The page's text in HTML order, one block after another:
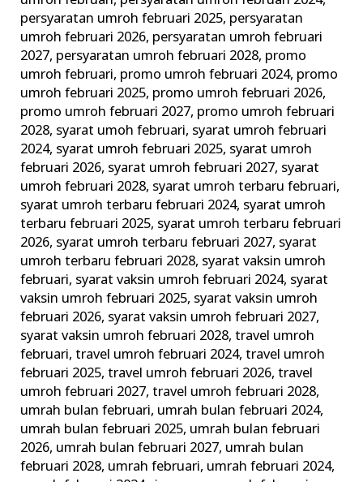
persyaratan umroh februari 2025, persyaratan
umroh februari 2026, persyaratan umroh februari
2027, persyaratan umroh februari 2028, promo
umroh februari, promo umroh februari 2024, promo
umroh februari 2025, promo umroh februari 2026,
promo umroh februari 2027, promo umroh februari
2028, syarat umoh februari, syarat umroh februari
2024, syarat umroh februari 2025, syarat umroh
februari 2026, syarat umroh februari 2027, syarat
umroh februari 2028, syarat umroh terbaru februari,
syarat umroh terbaru februari 2024, syarat umroh
terbaru februari 2025, syarat umroh terbaru februari
2026, syarat umroh terbaru februari 2027, syarat
umroh terbaru februari 2028, syarat vaksin umroh
februari, syarat vaksin umroh februari 2024, syarat
vaksin umroh februari 2025, syarat vaksin umroh
februari 2026, syarat vaksin umroh februari 2027,
syarat vaksin umroh februari 2028,travel umroh
februari,travel umroh februari 2024,travel umroh
februari 2025,travel umroh februari 2026,travel
umroh februari 2027,travel umroh februari 2028,
umrah bulan februari, umrah bulan februari 2024,
umrah bulan februari 2025, umrah bulan februari
2026, umrah bulan februari 2027, umrah bulan
februari 2028, umrah februari, umrah februari 2024,